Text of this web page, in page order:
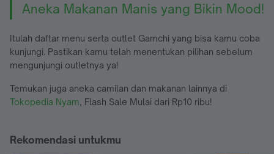
Aneka Makanan Manis yang Bikin Mood!
Itulah daftar menu serta outlet Gamchi yang bisa kamu coba
kunjungi. Pastikan kamu telah menentukan pilihan sebelum
mengunjungi outletnya ya!
Temukan juga aneka camilan dan makanan lainnya di
Tokopedia Nyam, Flash Sale Mulai dari Rp10 ribu!
Rekomendasi untukmu